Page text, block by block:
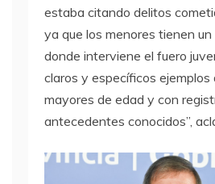
estaba citando delitos
ya que los menores tienen un
donde interviene el fuero
claros y específicos ejemplos
mayores de edad y con
antecedentes conocidos”,